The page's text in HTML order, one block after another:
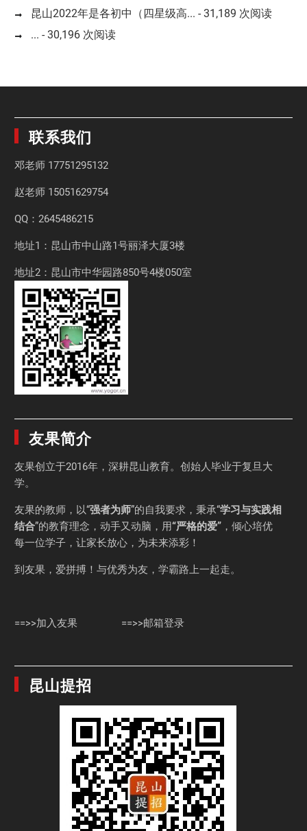
昆山2022年是各初中（四星级高... - 31,189 次阅读
... - 30,196 次阅读
联系我们
邓老师 17751295132
赵老师 15051629754
QQ：2645486215
地址1：昆山市中山路1号丽泽大厦3楼
地址2：昆山市中华园路850号4楼050室
友果简介
友果创立于2016年，深耕昆山教育。创始人毕业于复旦大
学。
友果的教师，以“强者为师”的自我要求，秉承“学习与实践相
结合”的教育理念，动手又动脑，用“严格的爱” ，倾心培优
每一位学子，让家长放心，为未来添彩！
到友果，爱拼搏！与优秀为友，学霸路上一起走。
==>>加入友果 ==>>邮箱登录
昆山提招